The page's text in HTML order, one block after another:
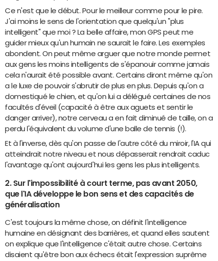
Ce n'est que le début. Pour le meilleur comme pour le pire.
J'ai moins le sens de l'orientation que quelqu'un "plus
intelligent" que moi ? La belle affaire, mon GPS peut me
guider mieux qu'un humain ne saurait le faire. Les exemples
abondent. On peut même arguer que notre monde permet
aux gens les moins intelligents de s'épanouir comme jamais
cela n'aurait été possible avant. Certains diront même qu'on
a le luxe de pouvoir s'abrutir de plus en plus. Depuis qu'on a
domestiqué le chien, et qu'on lui a délégué certaines de nos
facultés d'éveil (capacité à être aux aguets et sentir le
danger arriver), notre cerveau a en fait diminué de taille, on a
perdu l'équivalent du volume d'une balle de tennis (!).
Et à l'inverse, dès qu'on passe de l'autre côté du miroir, l'IA qui
atteindrait notre niveau et nous dépasserait rendrait caduc
l'avantage qu'ont aujourd'hui les gens les plus intelligents.
2. Sur l'impossibilité à court terme, pas avant 2050,
que l'IA développe le bon sens et des capacités de
généralisation
C'est toujours la même chose, on définit l'intelligence
humaine en désignant des barrières, et quand elles sautent
on explique que l'intelligence c'était autre chose. Certains
disaient qu'être bon aux échecs était l'expression suprême